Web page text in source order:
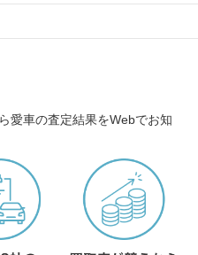
愛車の査定結果をWebでお知